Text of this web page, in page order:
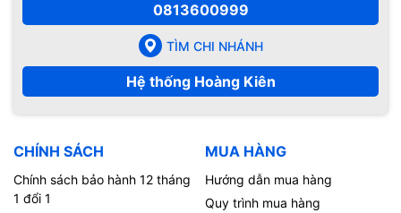
0813600999
TÌM CHI NHÁNH
Hệ thống Hoàng Kiên
CHÍNH SÁCH
Chính sách bảo hành 12 tháng
1 đổi 1
MUA HÀNG
Hướng dẫn mua hàng
Quy trình mua hàng